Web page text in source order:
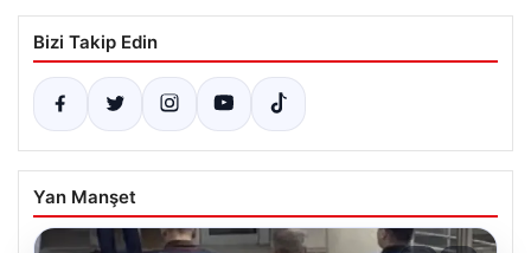
Bizi Takip Edin
Yan Manşet